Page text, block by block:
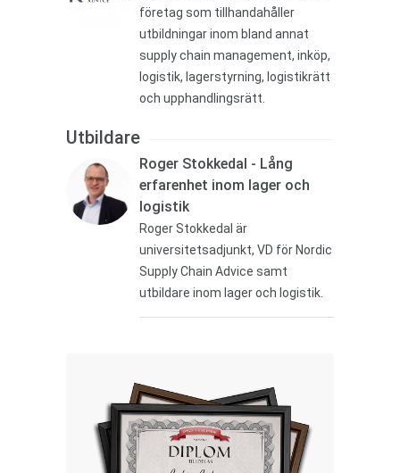
företag som tillhandahåller
utbildningar inom bland annat
supply chain management, inköp,
logistik, lagerstyrning, logistikrätt
och upphandlingsrätt.
Utbildare
Roger Stokkedal - Lång
erfarenhet inom lager och
logistik
Roger Stokkedal är
universitetsadjunkt, VD för Nordic
Supply Chain Advice samt
utbildare inom lager och logistik.